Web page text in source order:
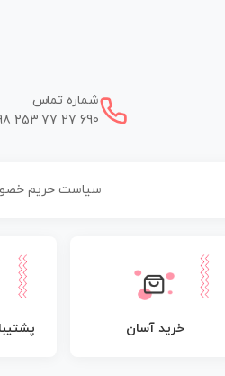
شماره تماس
253 77 27 690
سیاست حریم
خرید آسان